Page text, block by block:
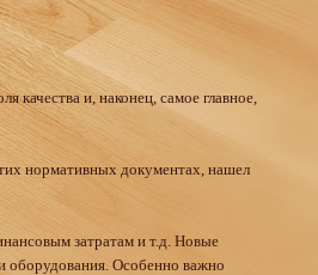
качества и, наконец, самое главное,
нормативных документах, нашел
затратам и т.д. Новые
оборудования. Особенно важно